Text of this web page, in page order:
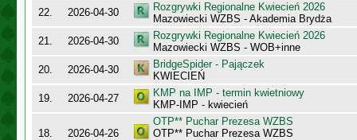
22.
2026-04-30
Rozgrywki Regionalne Kwiecień 2026
Mazowiecki WZBS - Akademia Brydża
21.
2026-04-30
Rozgrywki Regionalne Kwiecień 2026
Mazowiecki WZBS - WOB+inne
20.
2026-04-30
BridgeSpider - Pajączek
KWIECIEŃ
19.
2026-04-27
KMP na IMP - termin kwietniowy
KMP-IMP - kwiecień
18. 2026-04-26
OTP** Puchar Prezesa WZBS
OTP** Puchar Prezesa WZBS